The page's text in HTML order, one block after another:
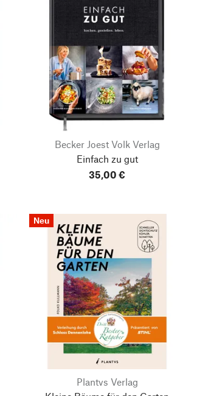
Becker Joest Volk Verlag
Einfach zu gut
35,00 €
Neu
Plantvs Verlag